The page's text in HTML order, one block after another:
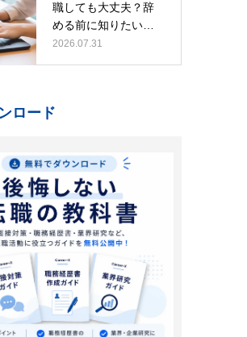
職しても大丈夫？辞
める前に知りたい判
断基準や注意…
2026.07.31
ロード